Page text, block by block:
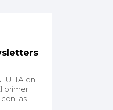
en
primer
las